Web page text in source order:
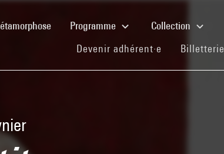
(current)Programme Collection
Devenir adhérent·e (current)
Billetterie